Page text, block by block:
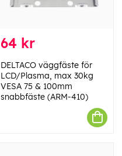
64 kr
DELTACO väggfäste för
LCD/Plasma, max 30kg
VESA 75 & 100mm
snabbfäste (ARM-410)